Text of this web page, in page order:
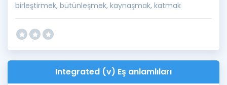
birleştirmek, bütünleşmek, kaynaşmak, katmak
Integrated (v) Eş anlamlıları